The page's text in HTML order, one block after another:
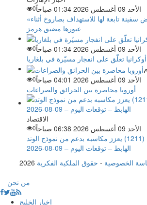
الأحد 09 أغسطس 2026 01:34 صباحاً
0
«أدنوك» تعلن تعرض سفينة تابعة لها للاستهداف بصاروخ أثناء
عبورها مضيق هرمز
الأحد 09 أغسطس 2026 01:34 صباحاً
0
أوكرانيا تعلّق على انفجار مسيّرة في بلغاريا
الأحد 09 أغسطس 2026 04:01 صباحاً
0
أوروبا محاصرة بين الحرائق والصراعات
الاقتصاد
الأحد 09 أغسطس 2026 06:38 صباحاً
0
سعر سهم معادن (1211) يعزز مكاسبه بدعم من نموذج الوتد
الهابط – توقعات اليوم – 09-08-2026
2026
الخصوصية -
من نحن
اخبار الخليج